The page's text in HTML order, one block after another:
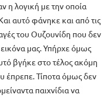
η λογική με την οποία
αυτό φάνηκε και από τις
του Ουζουνίδη που δεν
μας. Υπήρχε όμως
βγήκε στο τέλος ακόμη
έπρεπε. Τίποτα όμως δεν
παιχνίδια να